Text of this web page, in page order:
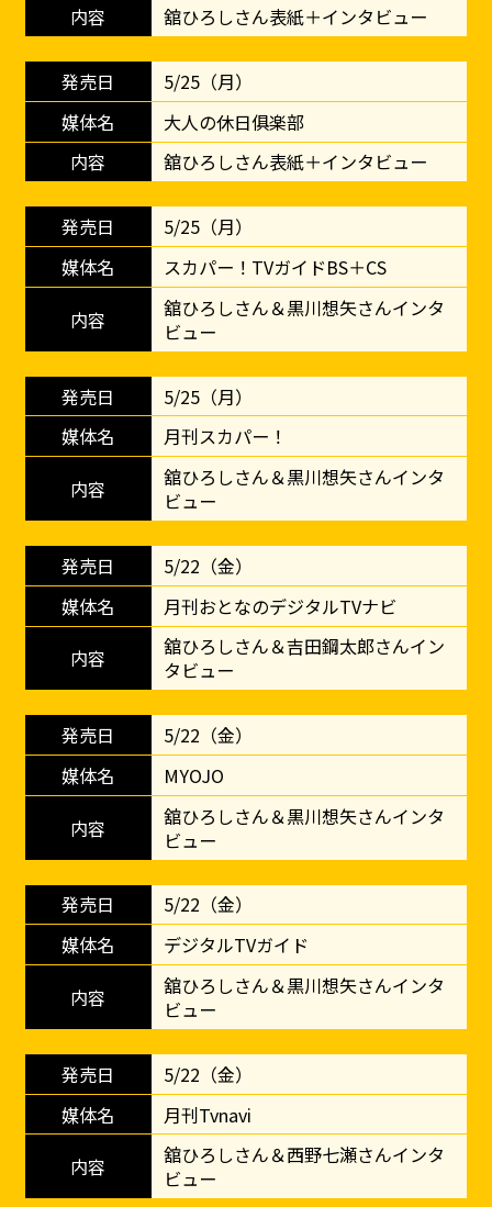
舘ひろしさん表紙＋インタビュー
5/25（月）
大人の休日俱楽部
舘ひろしさん表紙＋インタビュー
5/25（月）
スカパー！TVガイドBS＋CS
舘ひろしさん＆黒川想矢さんインタ
ビュー
5/25（月）
月刊スカパー！
舘ひろしさん＆黒川想矢さんインタ
ビュー
5/22（金）
月刊おとなのデジタルTVナビ
舘ひろしさん＆吉田鋼太郎さんイン
タビュー
5/22（金）
MYOJO
舘ひろしさん＆黒川想矢さんインタ
ビュー
5/22（金）
デジタルTVガイド
舘ひろしさん＆黒川想矢さんインタ
ビュー
5/22（金）
月刊Tvnavi
舘ひろしさん＆西野七瀬さんインタ
ビュー